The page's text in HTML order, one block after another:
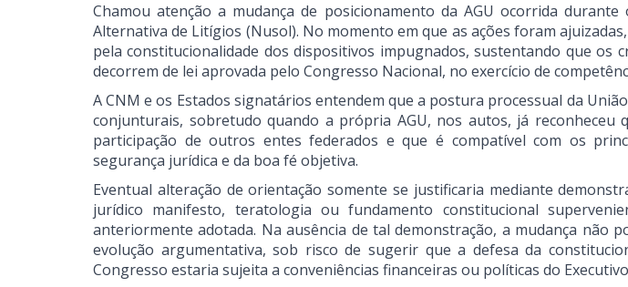
Chamou atenção a mudança de posicionamento da AGU ocorrida
Alternativa de Litígios (Nusol). No momento em que as ações foram
pela constitucionalidade dos dispositivos impugnados, sustentando que os
decorrem de lei aprovada pelo Congresso Nacional, no exercício de
A CNM e os Estados signatários entendem que a postura processual da
conjunturais, sobretudo quando a própria AGU, nos autos, já reconheceu
participação de outros entes federados e que é compatível com os
segurança jurídica e da boa fé objetiva.
Eventual alteração de orientação somente se justificaria mediante
jurídico manifesto, teratologia ou fundamento constitucional
anteriormente adotada. Na ausência de tal demonstração, a mudança não
evolução argumentativa, sob risco de sugerir que a defesa da
Congresso estaria sujeita a conveniências financeiras ou políticas do